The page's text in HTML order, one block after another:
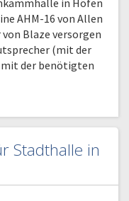
in Höfen
AHM-16 von Allen
Blaze versorgen
(mit der
der benötigten
Stadthalle in